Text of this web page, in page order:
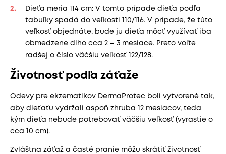
Dieťa meria 114 cm: V tomto prípade dieťa podľa
tabuľky spadá do veľkosti 110/116. V prípade, že túto
veľkosť objednáte, bude ju dieťa môcť využívať iba
obmedzene dlho cca 2 – 3 mesiace. Preto voľte
radšej o číslo väčšiu veľkosť 122/128.
Životnosť podľa záťaže
Odevy pre ekzematikov DermaProtec boli vytvorené tak,
aby dieťaťu vydržali aspoň zhruba 12 mesiacov, teda
kým dieťa nebude potrebovať väčšiu veľkosť (vyrastie o
cca 10 cm).
Zvláštna záťaž a časté pranie môžu skrátiť životnosť